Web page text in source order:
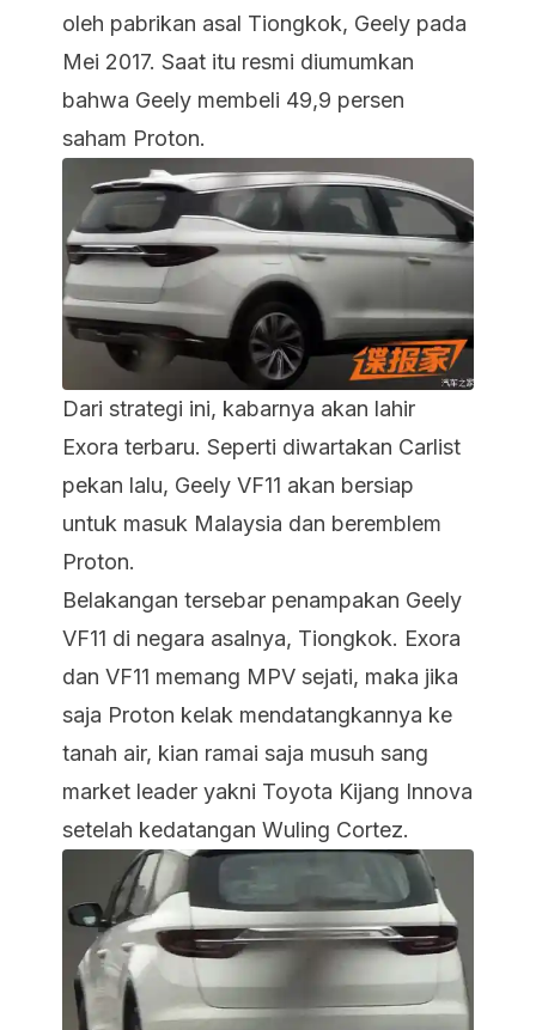
oleh pabrikan asal Tiongkok, Geely pada
Mei 2017. Saat itu resmi diumumkan
bahwa Geely membeli 49,9 persen
saham Proton.
Dari strategi ini, kabarnya akan lahir
Exora terbaru. Seperti diwartakan Carlist
pekan lalu, Geely VF11 akan bersiap
untuk masuk Malaysia dan beremblem
Proton.
Belakangan tersebar penampakan Geely
VF11 di negara asalnya, Tiongkok. Exora
dan VF11 memang MPV sejati, maka jika
saja Proton kelak mendatangkannya ke
tanah air, kian ramai saja musuh sang
market leader yakni Toyota Kijang Innova
setelah kedatangan Wuling Cortez.